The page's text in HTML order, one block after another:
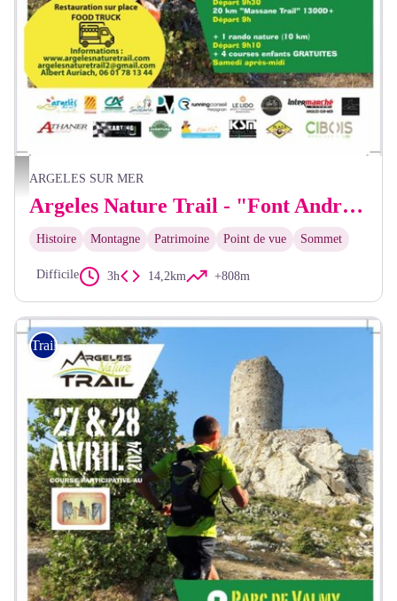
ANT2024
ARGELES SUR MER
Argeles Nature Trail - "Font Andreu"
Histoire Montagne Patrimoine Point de vue Sommet
Difficile 3h 14,2km +808m
Trail